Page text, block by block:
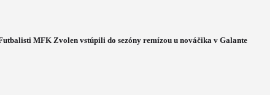
MFK Zvolen vstúpili do sezóny remízou u nováčika v Galante